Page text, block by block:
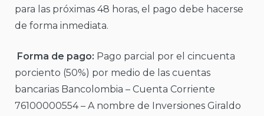
para las próximas 48 horas, el pago debe hacerse
de forma inmediata.
Forma de pago: Pago parcial por el cincuenta
porciento (50%) por medio de las cuentas
bancarias Bancolombia – Cuenta Corriente
76100000554 – A nombre de Inversiones Giraldo